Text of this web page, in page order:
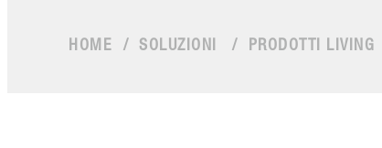
HOME / SOLUZIONI / PRODOTTI LIVING